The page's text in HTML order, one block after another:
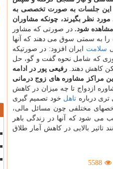
این جلسات به صورت تخصصی به
نظر بگیرند، چونكه مشاوران
مشاهده شود.در صورتی كه مشاور
را به سمتی سوق می دهند كه آنها
سلامت ایران افزود: در صورتیكه
كه شامل نحوه گفت و گو، حل
كاهش دهند. رفیعی پور در ادامه
مراكز مشاوره های زوج درمانی
ازدواج تا چه میزان در كاهش
درباره تاهل خود تصمیم گیری
مختلفی چون مسائل مالی،
می شود كه آنها در زندگی باهر
بالایی در كاهش آمار طلاق
5588